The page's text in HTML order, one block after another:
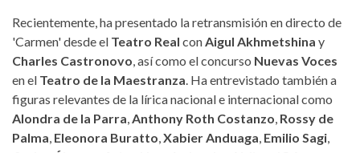
Recientemente, ha presentado la retransmisión en directo de
'Carmen' desde el Teatro Real con Aigul Akhmetshina y
Charles Castronovo , así como el concurso Nuevas Voces
en el Teatro de la Maestranza . Ha entrevistado también a
figuras relevantes de la lírica nacional e internacional como
Alondra de la Parra Anthony Roth Costanzo Rossy de
Palma Eleonora Buratto Xabier Anduaga Emilio Sagi